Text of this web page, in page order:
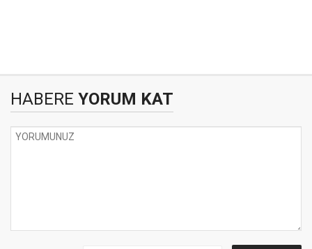
HABERE YORUM KAT